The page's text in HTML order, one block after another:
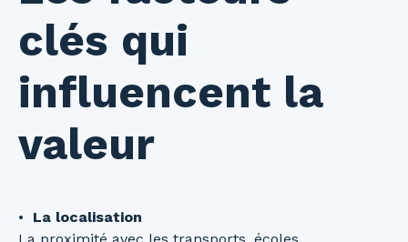
clés qui
influencent la
valeur
La localisation
La proximité avec les transports, écoles,